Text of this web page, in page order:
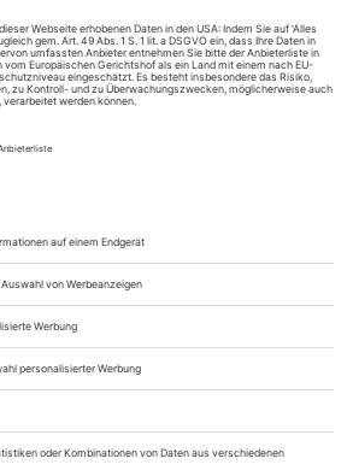
u ma'am
Entziehungskuren. Michael Clark, die
heiratete 1989 den Choreografen
ihrer Beziehung trieben sie
Galerie live vor geladenem Publikum.
das war mal große Fallhöhe: Ein
in Wuppertal